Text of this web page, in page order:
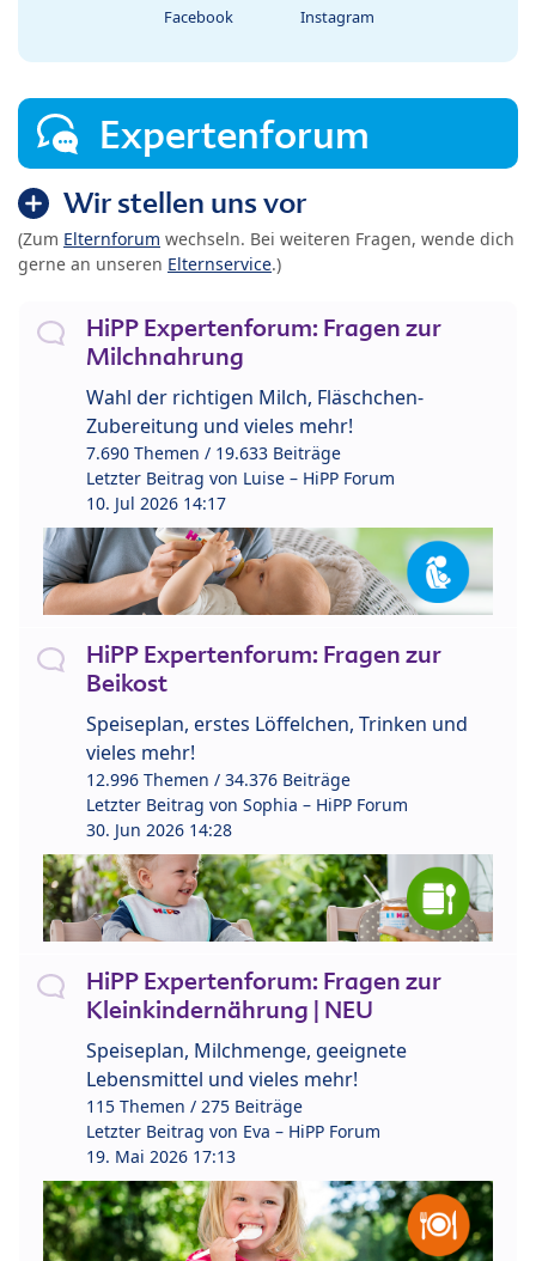
Facebook Instagram
Expertenforum
Wir stellen uns vor
(Zum Elternforum wechseln. Bei weiteren Fragen, wende dich
gerne an unseren Elternservice.)
HiPP Expertenforum: Fragen zur
Milchnahrung
Wahl der richtigen Milch, Fläschchen-
Zubereitung und vieles mehr!
7.690 Themen / 19.633 Beiträge
Letzter Beitrag von Luise – HiPP Forum
10. Jul 2026 14:17
HiPP Expertenforum: Fragen zur
Beikost
Speiseplan, erstes Löffelchen, Trinken und
vieles mehr!
12.996 Themen / 34.376 Beiträge
Letzter Beitrag von Sophia – HiPP Forum
30. Jun 2026 14:28
HiPP Expertenforum: Fragen zur
Kleinkindernährung | NEU
Speiseplan, Milchmenge, geeignete
Lebensmittel und vieles mehr!
115 Themen / 275 Beiträge
Letzter Beitrag von Eva – HiPP Forum
19. Mai 2026 17:13